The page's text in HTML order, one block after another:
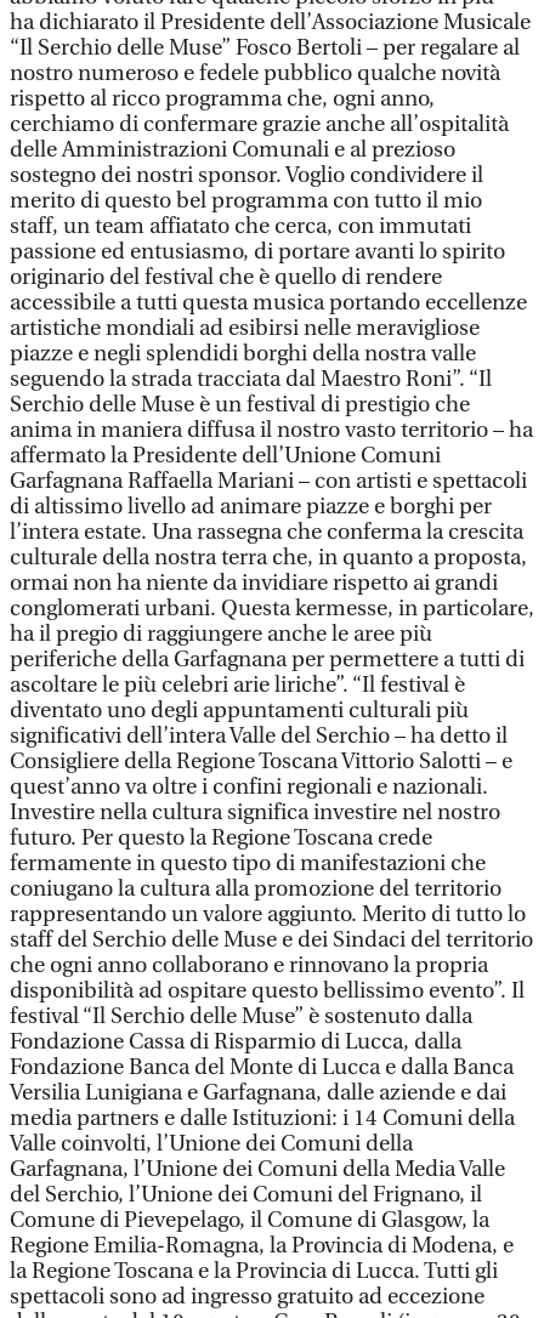
ha dichiarato il Presidente dell’Associazione Musicale
“Il Serchio delle Muse” Fosco Bertoli – per regalare al
nostro numeroso e fedele pubblico qualche novità
rispetto al ricco programma che, ogni anno,
cerchiamo di confermare grazie anche all’ospitalità
delle Amministrazioni Comunali e al prezioso
sostegno dei nostri sponsor. Voglio condividere il
merito di questo bel programma con tutto il mio
staff, un team affiatato che cerca, con immutati
passione ed entusiasmo, di portare avanti lo spirito
originario del festival che è quello di rendere
accessibile a tutti questa musica portando eccellenze
artistiche mondiali ad esibirsi nelle meravigliose
piazze e negli splendidi borghi della nostra valle
seguendo la strada tracciata dal Maestro Roni”. “Il
Serchio delle Muse è un festival di prestigio che
anima in maniera diffusa il nostro vasto territorio – ha
affermato la Presidente dell’Unione Comuni
Garfagnana Raffaella Mariani – con artisti e spettacoli
di altissimo livello ad animare piazze e borghi per
l’intera estate. Una rassegna che conferma la crescita
culturale della nostra terra che, in quanto a proposta,
ormai non ha niente da invidiare rispetto ai grandi
conglomerati urbani. Questa kermesse, in particolare,
ha il pregio di raggiungere anche le aree più
periferiche della Garfagnana per permettere a tutti di
ascoltare le più celebri arie liriche”. “Il festival è
diventato uno degli appuntamenti culturali più
significativi dell’intera Valle del Serchio – ha detto il
Consigliere della Regione Toscana Vittorio Salotti – e
quest’anno va oltre i confini regionali e nazionali.
Investire nella cultura significa investire nel nostro
futuro. Per questo la Regione Toscana crede
fermamente in questo tipo di manifestazioni che
coniugano la cultura alla promozione del territorio
rappresentando un valore aggiunto. Merito di tutto lo
staff del Serchio delle Muse e dei Sindaci del territorio
che ogni anno collaborano e rinnovano la propria
disponibilità ad ospitare questo bellissimo evento”. Il
festival “Il Serchio delle Muse” è sostenuto dalla
Fondazione Cassa di Risparmio di Lucca, dalla
Fondazione Banca del Monte di Lucca e dalla Banca
Versilia Lunigiana e Garfagnana, dalle aziende e dai
media partners e dalle Istituzioni: i 14 Comuni della
Valle coinvolti, l’Unione dei Comuni della
Garfagnana, l’Unione dei Comuni della Media Valle
del Serchio, l’Unione dei Comuni del Frignano, il
Comune di Pievepelago, il Comune di Glasgow, la
Regione Emilia-Romagna, la Provincia di Modena, e
la Regione Toscana e la Provincia di Lucca. Tutti gli
spettacoli sono ad ingresso gratuito ad eccezione